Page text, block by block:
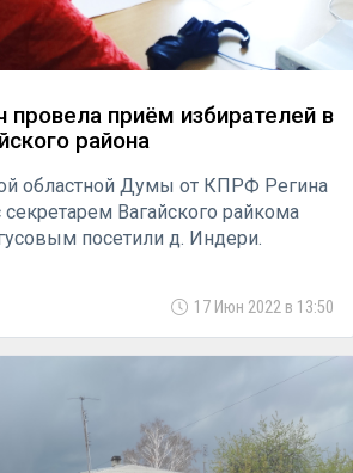
провела приём избирателей в
района
областной Думы от КПРФ Регина
Вагайского райкома
посетили д. Индери.
17 Июн 2022 в 13:50